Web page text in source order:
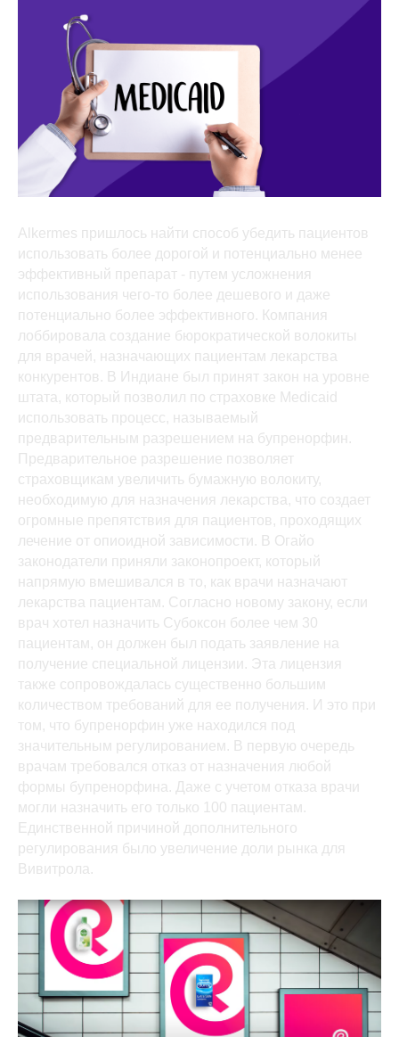
Alkermes пришлось найти способ убедить пациентов
использовать более дорогой и потенциально менее
эффективный препарат - путем усложнения
использования чего-то более дешевого и даже
потенциально более эффективного. Компания
лоббировала создание бюрократической волокиты
для врачей, назначающих пациентам лекарства
конкурентов. В Индиане был принят закон на уровне
штата, который позволил по страховке Medicaid
использовать процесс, называемый
предварительным разрешением на бупренорфин.
Предварительное разрешение позволяет
страховщикам увеличить бумажную волокиту,
необходимую для назначения лекарства, что создает
огромные препятствия для пациентов, проходящих
лечение от опиоидной зависимости. В Огайо
законодатели приняли законопроект, который
напрямую вмешивался в то, как врачи назначают
лекарства пациентам. Согласно новому закону, если
врач хотел назначить Субоксон более чем 30
пациентам, он должен был подать заявление на
получение специальной лицензии. Эта лицензия
также сопровождалась существенно большим
количеством требований для ее получения. И это при
том, что бупренорфин уже находился под
значительным регулированием. В первую очередь
врачам требовался отказ от назначения любой
формы бупренорфина. Даже с учетом отказа врачи
могли назначить его только 100 пациентам.
Единственной причиной дополнительного
регулирования было увеличение доли рынка для
Вивитрола.